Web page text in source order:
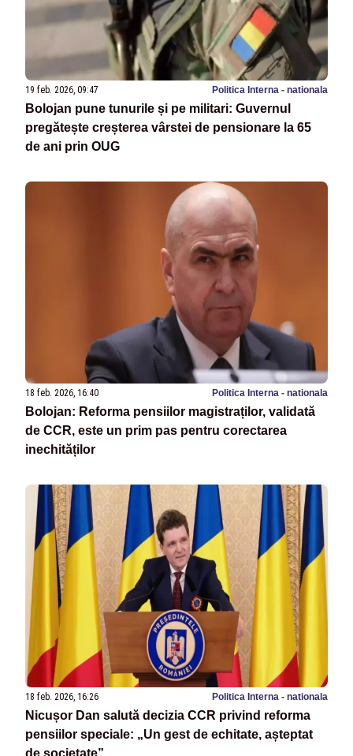
19 feb. 2026, 09:47 Politica Interna - nationala
Bolojan pune tunurile și pe militari: Guvernul
pregătește creșterea vârstei de pensionare la 65
de ani prin OUG
18 feb. 2026, 16:40 Politica Interna - nationala
Bolojan: Reforma pensiilor magistraților, validată
de CCR, este un prim pas pentru corectarea
inechităților
18 feb. 2026, 16:26 Politica Interna - nationala
Nicușor Dan salută decizia CCR privind reforma
pensiilor speciale: „Un gest de echitate, așteptat
de societate”